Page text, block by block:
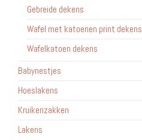
Gebreide dekens
Wafel met katoenen print dekens
Wafelkatoen dekens
Babynestjes
Hoeslakens
Kruikenzakken
Lakens